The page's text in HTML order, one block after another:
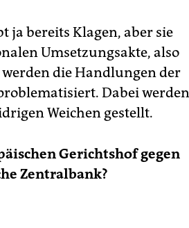
ja bereits Klagen, aber sie
Umsetzungsakte, also
die Handlungen der
Dabei werden
Weichen gestellt.
Gerichtshof gegen
Zentralbank?